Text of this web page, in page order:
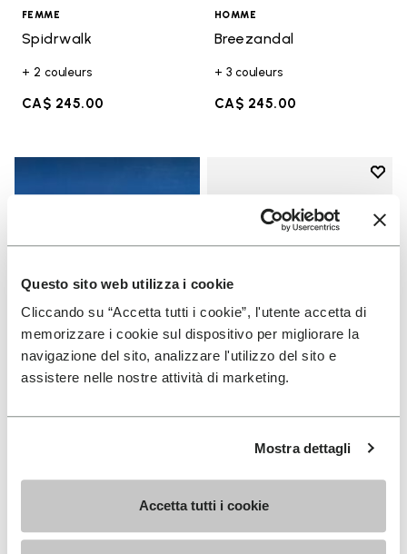
Questo sito web utilizza i cookie
Cliccando su “Accetta tutti i cookie”, l'utente accetta di
memorizzare i cookie sul dispositivo per migliorare la
navigazione del sito, analizzare l'utilizzo del sito e
assistere nelle nostre attività di marketing.
Mostra dettagli
Accetta tutti i cookie
FEMME
Spidrwalk
+ 2 couleurs
CA$ 245.00
HOMME
Breezandal
+ 3 couleurs
CA$ 245.00
Decouvrez
Add
CA$ 245.00